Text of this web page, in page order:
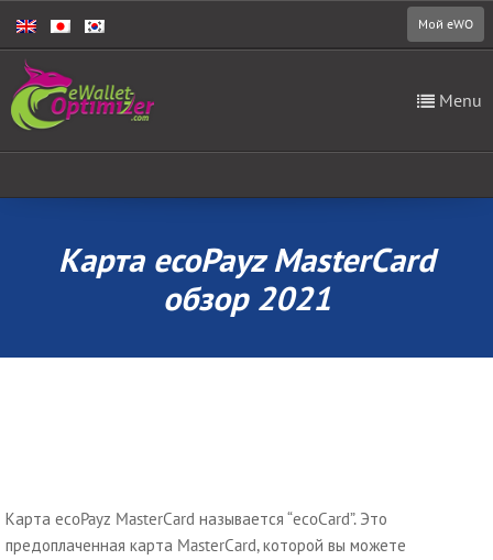
Мой eWO
Menu
Карта ecoPayz MasterCard
обзор 2021
Карта ecoPayz MasterCard называется “ecoCard”. Это
предоплаченная карта MasterCard, которой вы можете